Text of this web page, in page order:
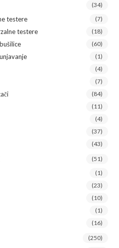
(34)
testere (7)
testere (18)
(60)
(1)
(4)
(7)
(84)
(11)
(4)
(37)
(43)
(51)
(1)
(23)
(10)
(1)
(16)
(250)